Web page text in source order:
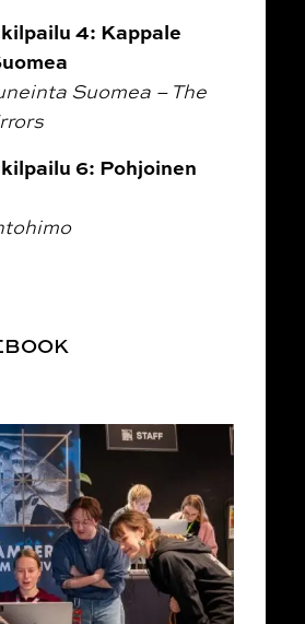
4: Kappale
Suomea – The
6: Pohjoinen